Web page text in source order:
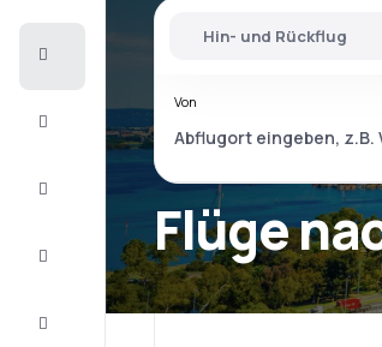
Kurzurlaub Flüge
Hin- und Rückflug
Von